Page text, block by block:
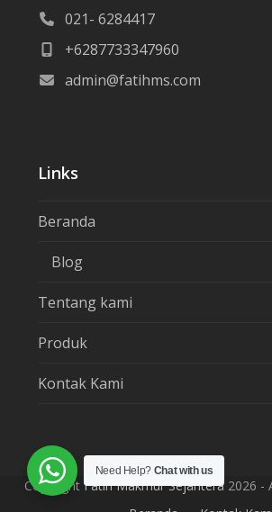
021- 6284417
+6287733347960
admin@fatihms.com
Links
Beranda
Blog
Tentang kami
Produk
Kontak Kami
Copyright Fatih Makmur Sejahtera 2026 -
Need Help? Chat with us